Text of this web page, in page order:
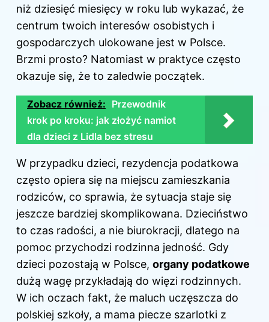
niż dziesięć miesięcy w roku lub wykazać, że
centrum twoich interesów osobistych i
gospodarczych ulokowane jest w Polsce.
Brzmi prosto? Natomiast w praktyce często
okazuje się, że to zaledwie początek.
Zobacz również: Przewodnik
krok po kroku: jak złożyć namiot
dla dzieci z Lidla bez stresu
W przypadku dzieci, rezydencja podatkowa
często opiera się na miejscu zamieszkania
rodziców, co sprawia, że sytuacja staje się
jeszcze bardziej skomplikowana. Dzieciństwo
to czas radości, a nie biurokracji, dlatego na
pomoc przychodzi rodzinna jedność. Gdy
dzieci pozostają w Polsce, organy podatkowe
dużą wagę przykładają do więzi rodzinnych.
W ich oczach fakt, że maluch uczęszcza do
polskiej szkoły, a mama piecze szarlotki z